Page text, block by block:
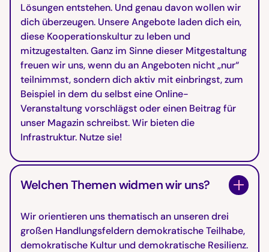
Lösungen entstehen. Und genau davon wollen wir
dich überzeugen. Unsere Angebote laden dich ein,
diese Kooperationskultur zu leben und
mitzugestalten. Ganz im Sinne dieser Mitgestaltung
freuen wir uns, wenn du an Angeboten nicht „nur“
teilnimmst, sondern dich aktiv mit einbringst, zum
Beispiel in dem du selbst eine Online-
Veranstaltung vorschlägst oder einen Beitrag für
unser Magazin schreibst. Wir bieten die
Infrastruktur. Nutze sie!
Welchen Themen widmen wir uns?
Wir orientieren uns thematisch an unseren drei
großen Handlungsfeldern demokratische Teilhabe,
demokratische Kultur und demokratische Resilienz.